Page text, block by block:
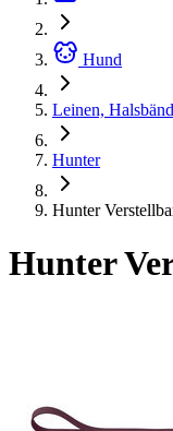
Hund
Leinen,
Hunter
Hunter
Hunter